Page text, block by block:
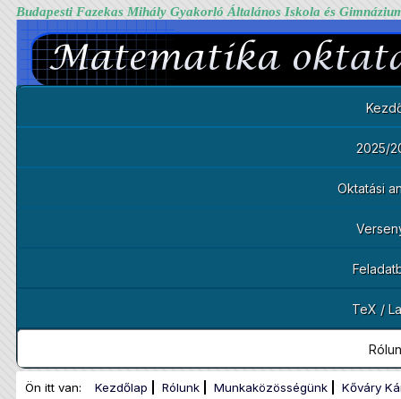
Budapesti Fazekas Mihály Gyakorló Általános Iskola és
2025/
Oktatási
TeX /
Ön itt van: Kezdőlap Rólunk Munkaközösségünk Kőváry